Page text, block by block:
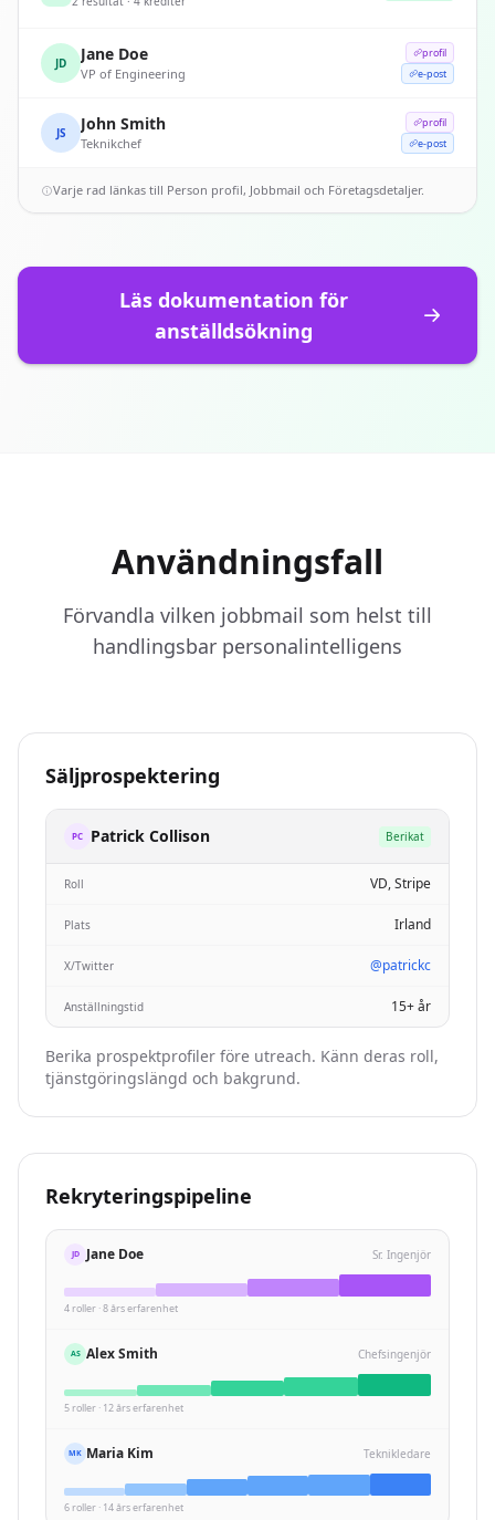
JD Jane Doe
VP of Engineering
profil
e-post
JS John Smith
Teknikchef
profil
e-post
Varje rad länkas till Person profil, Jobbmail och Företagsdetaljer.
Läs dokumentation för
anställdsökning
Användningsfall
Förvandla vilken jobbmail som helst till
handlingsbar personalintelligens
Säljprospektering
PC Patrick Collison Berikat
Roll VD, Stripe
Plats Irland
X/Twitter @patrickc
Anställningstid 15+ år
Berika prospektprofiler före utreach. Känn deras roll,
tjänstgöringslängd och bakgrund.
Rekryteringspipeline
JD Jane Doe Sr. Ingenjör
4 roller · 8 års erfarenhet
AS Alex Smith Chefsingenjör
5 roller · 12 års erfarenhet
MK Maria Kim Teknikledare
6 roller · 14 års erfarenhet